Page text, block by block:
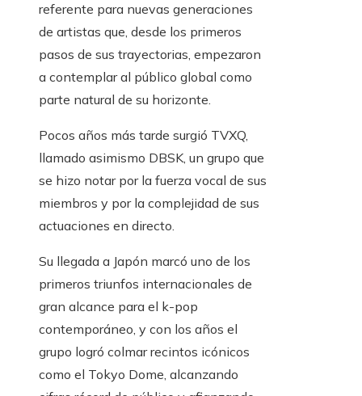
referente para nuevas generaciones
de artistas que, desde los primeros
pasos de sus trayectorias, empezaron
a contemplar al público global como
parte natural de su horizonte.
Pocos años más tarde surgió TVXQ,
llamado asimismo DBSK, un grupo que
se hizo notar por la fuerza vocal de sus
miembros y por la complejidad de sus
actuaciones en directo.
Su llegada a Japón marcó uno de los
primeros triunfos internacionales de
gran alcance para el k-pop
contemporáneo, y con los años el
grupo logró colmar recintos icónicos
como el Tokyo Dome, alcanzando